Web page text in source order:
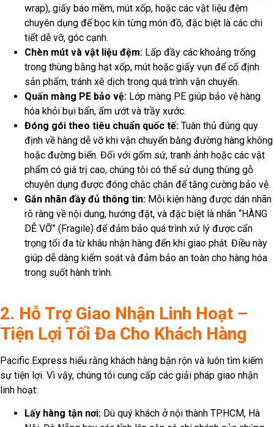
wrap), giấy báo mềm, mút xốp, hoặc các vật liệu đệm
chuyên dụng để bọc kín từng món đồ, đặc biệt là các chi
tiết dễ vỡ, góc cạnh.
Chèn mút và vật liệu đệm: Lấp đầy các khoảng trống
trong thùng bằng hạt xốp, mút hoặc giấy vụn để cố định
sản phẩm, tránh xê dịch trong quá trình vận chuyển.
Quấn màng PE bảo vệ: Lớp màng PE giúp bảo vệ hàng
hóa khỏi bụi bẩn, ẩm ướt và trầy xước.
Đóng gói theo tiêu chuẩn quốc tế: Tuân thủ đúng quy
định về hàng dễ vỡ khi vận chuyển bằng đường hàng không
hoặc đường biển. Đối với gốm sứ, tranh ảnh hoặc các vật
phẩm có giá trị cao, chúng tôi có thể sử dụng thùng gỗ
chuyên dụng được đóng chắc chắn để tăng cường bảo vệ.
Gắn nhãn đầy đủ thông tin: Mỗi kiện hàng được dán nhãn
rõ ràng về nội dung, hướng đặt, và đặc biệt là nhãn “HÀNG
DỄ VỠ” (Fragile) để đảm bảo quá trình xử lý được cẩn
trọng tối đa từ khâu nhận hàng đến khi giao phát. Điều này
giúp dễ dàng kiểm soát và đảm bảo an toàn cho hàng hóa
trong suốt hành trình.
2. Hỗ Trợ Giao Nhận Linh Hoạt –
Tiện Lợi Tối Đa Cho Khách Hàng
Pacific Express hiểu rằng khách hàng bận rộn và luôn tìm kiếm
sự tiện lợi. Vì vậy, chúng tôi cung cấp các giải pháp giao nhận
linh hoạt:
Lấy hàng tận nơi: Dù quý khách ở nội thành TP.HCM, Hà